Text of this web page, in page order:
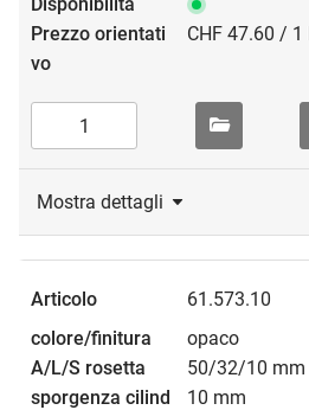
CHF 47.60 / 1
Mostra dettagli
61.573.10
opaco
50/32/10 mm
10 mm